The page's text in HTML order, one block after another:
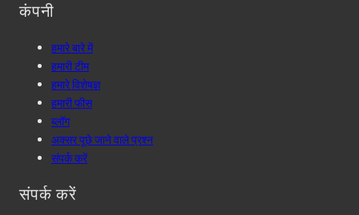
कंपनी
हमारे बारे में
हमारी टीम
हमारे विशेषज्ञ
हमारी फीस
ब्लॉग
अक्सर पूछे जाने वाले प्रश्न
संपर्क करें
संपर्क करें